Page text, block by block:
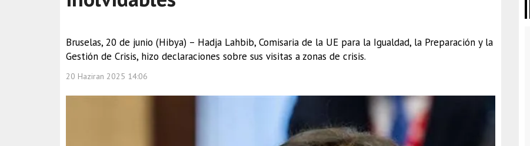
Bruselas, 20 de junio (Hibya) – Hadja Lahbib, Comisaria de la UE para la Igualdad, la Preparación y la
Gestión de Crisis, hizo declaraciones sobre sus visitas a zonas de crisis.
20 Haziran 2025 14:06